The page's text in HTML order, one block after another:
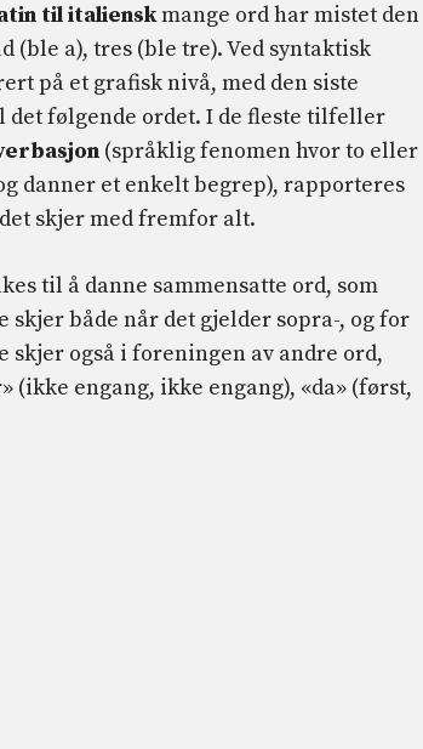
til italienskmange ord har mistet den
(ble a), tres (ble tre). Ved syntaktisk
på et grafisk nivå, med den siste
det følgende ordet. I de fleste tilfeller
(språklig fenomen hvor to eller
danner et enkelt begrep), rapporteres
skjer med fremfor alt.
til å danne sammensatte ord, som
både når det gjelder sopra-, og for
skjer også i foreningen av andre ord,
(ikke engang, ikke engang), «da» (først,